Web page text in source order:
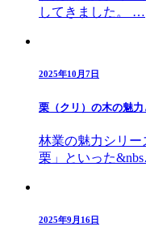
してきました。 …
2025年10月7日
栗（クリ）の木の魅
林業の魅力シリ
栗」といった
2025年9月16日